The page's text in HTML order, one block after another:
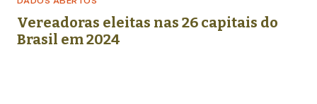
Vereadoras eleitas nas 26 capitais do
Brasil em 2024